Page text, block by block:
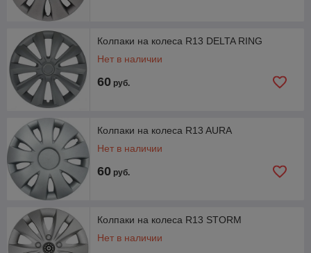
Колпаки на колеса R13 DELTA RING
Нет в наличии
60 руб.
Колпаки на колеса R13 AURA
Нет в наличии
60 руб.
Колпаки на колеса R13 STORM
Нет в наличии